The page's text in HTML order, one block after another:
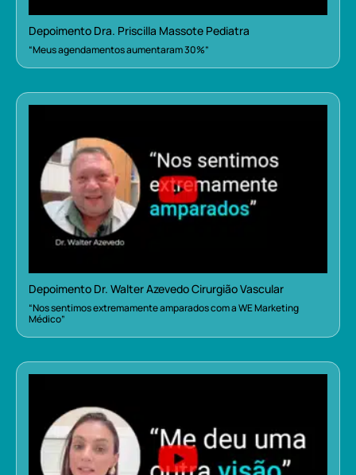
Depoimento Dra. Priscilla Massote Pediatra
“Meus agendamentos aumentaram 30%”
Depoimento Dr. Walter Azevedo Cirurgião Vascular
“Nos sentimos extremamente amparados com a WE Marketing
Médico”